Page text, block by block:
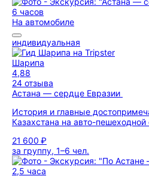
6 часов
На автомобиле
индивидуальная
Шарипа
4,88
24 отзыва
Астана — сердце Евразии
История и главные
Казахстана на авто-
21 600 ₽
за группу, 1–6 чел.
2,5 часа